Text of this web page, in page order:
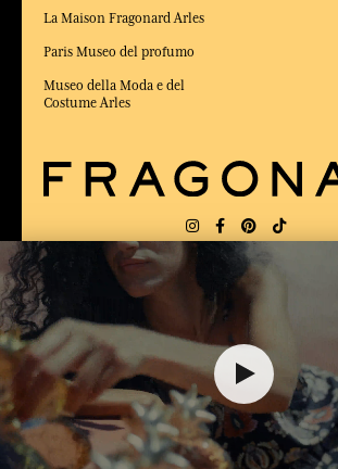
La Maison Fragonard Arles
Paris Museo del profumo
Museo della Moda e del
Costume Arles
CONSEGNA: US
ELETTO MIGLIOR SITO DI COMMERCIO
Online 2025 dalla rivista Capital